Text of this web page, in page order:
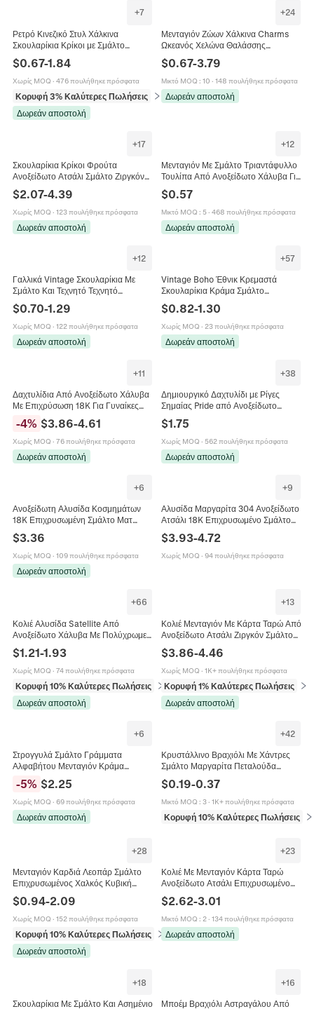
+7
Ρετρό Κινεζικό Στυλ Χάλκινα
Σκουλαρίκια Κρίκοι με Σμάλτο
Επιχρυσωμένα Φλοράλ Κοσμήματα
Δώρο
$0.67-1.84
Χωρίς MOQ · 476 πουλήθηκε πρόσφατα
Κορυφή 3% Καλύτερες Πωλήσεις
σε Σκουλαρίκια
Δωρεάν αποστολή
+24
Μενταγιόν Ζώων Χάλκινα Charms
Ωκεανός Χελώνα Θαλάσσης
Τέρας Ζιργκόν Σμάλτο Κοσμήματα
$0.67-3.79
Μικτό MOQ : 10 · 148 πουλήθηκε πρόσφατα
Δωρεάν αποστολή
+17
Σκουλαρίκια Κρίκοι Φρούτα
Ανοξείδωτο Ατσάλι Σμάλτο Ζιργκόν
Τεχνητό Μαργαριτάρι Με Βάση Από
Ασήμι 925 Για Γυναίκες Πολύχρωμα
$2.07-4.39
Χωρίς MOQ · 123 πουλήθηκε πρόσφατα
Δωρεάν αποστολή
+12
Μενταγιόν Με Σμάλτο Τριαντάφυλλο
Τουλίπα Από Ανοξείδωτο Χάλυβα Για
Κατασκευή Κοσμημάτων DIY Κολιέ
Σκουλαρίκια Vintage
$0.57
Μικτό MOQ : 5· 468 πουλήθηκε πρόσφατα
Δωρεάν αποστολή
+12
Γαλλικά Vintage Σκουλαρίκια Με
Σμάλτο Και Τεχνητό Τεχνητό
Μαργαριτάρι Κράμα Ψευδαργύρου
Στυλ Ελαιογραφίας Κοσμήματα
$0.70-1.29
Χωρίς MOQ · 122 πουλήθηκε πρόσφατα
Δωρεάν αποστολή
+57
Vintage Boho Έθνικ Κρεμαστά
Σκουλαρίκια Κράμα Σμάλτο
Γεωμετρικά Φούντα Καμπάνα
Κοσμήματα Γυναικεία Βελόνα Από
Ανοξείδωτο Χάλυβα
$0.82-1.30
Χωρίς MOQ · 23 πουλήθηκε πρόσφατα
Δωρεάν αποστολή
+11
Δαχτυλίδια Από Ανοξείδωτο Χάλυβα
Με Επιχρύσωση 18K Για Γυναίκες
Αστέρι Καρδιά Ζιργκόν
-4% $3.86-4.61
Χωρίς MOQ · 76 πουλήθηκε πρόσφατα
Δωρεάν αποστολή
+38
Δημιουργικό Δαχτυλίδι με Ρίγες
Σημαίας Pride από Ανοξείδωτο
Σμάλτου για Άνδρες Γυναίκες
$1.75
Χωρίς MOQ · 562 πουλήθηκε πρόσφατα
Δωρεάν αποστολή
+6
Ανοξείδωτη Αλυσίδα Κοσμημάτων
18K Επιχρυσωμένη Σμάλτο Ματ
Χάντρες DIY Κατασκευή Κολιέ
Βραχιόλι Πολύχρωμο
$3.36
Χωρίς MOQ · 109 πουλήθηκε πρόσφατα
Δωρεάν αποστολή
+9
Αλυσίδα Μαργαρίτα 304 Ανοξείδωτο
Ατσάλι 18K Επιχρυσωμένο Σμάλτο
Πολύχρωμο Αξεσουάρ Κοσμημάτων
DIY
$3.93-4.72
Χωρίς MOQ · 94 πουλήθηκε πρόσφατα
+66
Κολιέ Αλυσίδα Satellite Από
Ανοξείδωτο Χάλυβα Με Πολύχρωμες
Μινιμαλιστικά Κοσμήματα Για
Γυναίκες
$1.21-1.93
Χωρίς MOQ · 74 πουλήθηκε πρόσφατα
Κορυφή 10% Καλύτερες Πωλήσεις
σε Κολιέ
Δωρεάν αποστολή
+13
Κολιέ Μενταγιόν Με Κάρτα Ταρώ Από
Ανοξείδωτο Ατσάλι Ζιργκόν Σμάλτο
Κοσμήματα Γυναικεία
$3.86-4.46
Χωρίς MOQ · 1K+ πουλήθηκε πρόσφατα
Κορυφή 1% Καλύτερες Πωλήσεις
σε
Δωρεάν αποστολή
+6
Στρογγυλά Σμάλτο Γράμματα
Αλφαβήτου Μενταγιόν Κράμα
Μετάλλου Επιχρυσωμένο Διπλής
Όψης Πολύχρωμα Για DIY
Κοσμήματα
-5% $2.25
Χωρίς MOQ · 69 πουλήθηκε πρόσφατα
Δωρεάν αποστολή
+42
Κρυστάλλινο Βραχιόλι Με Χάντρες
Σμάλτο Μαργαρίτα Πεταλούδα
Λουλούδι Μενταγιόν Ρυθμιζόμενο
Κόσμημα Για Γυναίκες Κορίτσια
$0.19-0.37
Μικτό MOQ : 3· 1K+ πουλήθηκε πρόσφατα
Κορυφή 10% Καλύτερες Πωλήσεις
+28
Μενταγιόν Καρδιά Λεοπάρ Σμάλτο
Επιχρυσωμένος Χαλκός Κυβική
Ζιρκονία DIY Αξεσουάρ Κοσμημάτων
Ρομαντικά Μοντέρνα Γούρια
$0.94-2.09
Χωρίς MOQ · 152 πουλήθηκε πρόσφατα
Κορυφή 10% Καλύτερες Πωλήσεις
σε Κρεμαστά (pendants)
Δωρεάν αποστολή
+23
Κολιέ Με Μενταγιόν Κάρτα Ταρώ
Ανοξείδωτο Ατσάλι Επιχρυσωμένο
Σμάλτο Ζιργκόν Vintage
Μυστικιστικά Κοσμήματα Για
Γυναίκες
$2.62-3.01
Μικτό MOQ : 2· 134 πουλήθηκε πρόσφατα
Δωρεάν αποστολή
+18
Σκουλαρίκια Με Σμάλτο Και Ασημένιο
+16
Μποέμ Βραχιόλι Αστραγάλου Από